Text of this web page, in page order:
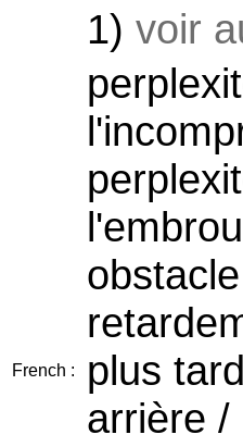
French :
1) voir
plus
arrière /